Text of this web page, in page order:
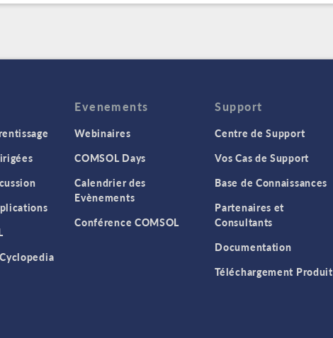
Evenements
Webinaires
COMSOL Days
Calendrier des
Evènements
Conférence COMSOL
Support
Centre de Support
Vos Cas de Support
Base de Connaissances
Partenaires et
Consultants
Documentation
Téléchargement Produit